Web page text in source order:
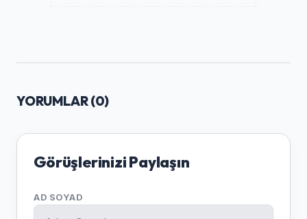
YORUMLAR (0)
Görüşlerinizi Paylaşın
AD SOYAD